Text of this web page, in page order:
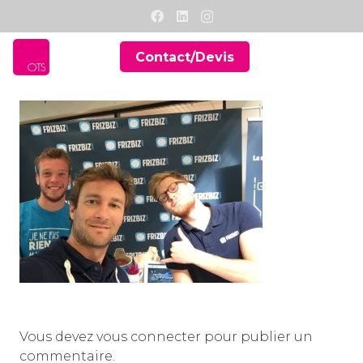
Contact/Devis
Vous devez vous connecter pour publier un
commentaire.